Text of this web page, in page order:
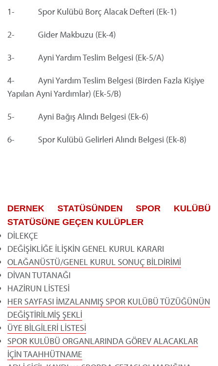
1- Spor Kulübü Borç Alacak Defteri (Ek-1)
2- Gider Makbuzu (Ek-4)
3- Ayni Yardım Teslim Belgesi (Ek-5/A)
4- Ayni Yardım Teslim Belgesi (Birden Fazla Kişiye
Yapılan Ayni Yardımlar) (Ek-5/B)
5- Ayni Bağış Alındı Belgesi (Ek-6)
6- Spor Kulübü Gelirleri Alındı Belgesi (Ek-8)
DERNEK STATÜSÜNDEN SPOR KULÜBÜ
STATÜSÜNE GEÇEN KULÜPLER
DİLEKÇE
DEĞİŞİKLİĞE İLİŞKİN GENEL KURUL KARARI
OLAĞANÜSTÜ/GENEL KURUL SONUÇ BİLDİRİMİ
DİVAN TUTANAĞI
HAZİRUN LİSTESİ
HER SAYFASI İMZALANMIŞ SPOR KULÜBÜ TÜZÜĞÜNÜN
DEĞİŞTİRİLMİŞ ŞEKLİ
ÜYE BİLGİLERİ LİSTESİ
SPOR KULÜBÜ ORGANLARINDA GÖREV ALACAKLAR
İÇİN TAAHHÜTNAME